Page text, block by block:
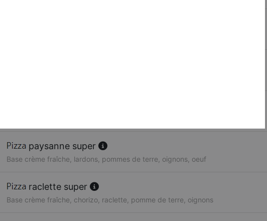
paysanne super
Base crème fraîche, lardons, pommes de terre, oignons, oeuf
raclette super
Base crème fraîche, chorizo, raclette, pomme de terre, oignons